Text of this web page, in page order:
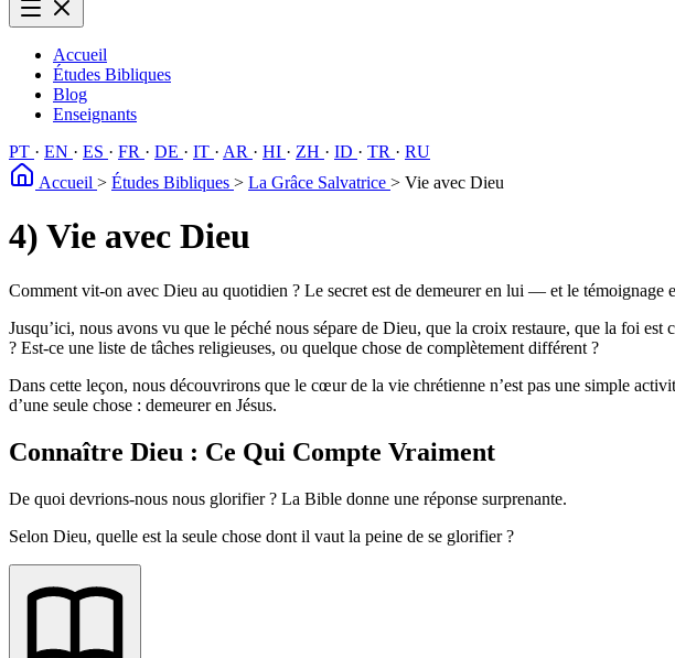
Accueil
Études Bibliques
Blog
Enseignants
PT · EN · ES · FR · DE · IT · AR · HI · ZH · ID · TR · RU
Accueil > Études Bibliques > La Grâce Salvatrice > Vie avec Dieu
4) Vie avec Dieu
Comment vit-on avec Dieu au quotidien ? Le secret est de demeurer en lui — et le témoignage
Jusqu’ici, nous avons vu que le péché nous sépare de Dieu, que la croix restaure, que la foi
? Est-ce une liste de tâches religieuses, ou quelque chose de complètement différent ?
Dans cette leçon, nous découvrirons que le cœur de la vie chrétienne n’est pas une simple
d’une seule chose : demeurer en Jésus.
Connaître Dieu : Ce Qui Compte Vraiment
De quoi devrions-nous nous glorifier ? La Bible donne une réponse surprenante.
Selon Dieu, quelle est la seule chose dont il vaut la peine de se glorifier ?